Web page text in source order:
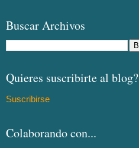
Buscar Archivos
Quieres suscribirte al blog?
Suscribirse
Colaborando con...